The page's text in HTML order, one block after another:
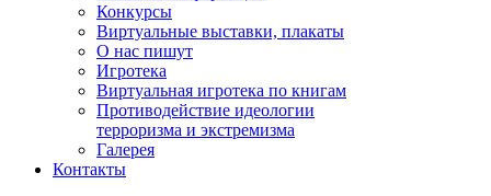
Конкурсы
Виртуальные выставки, плакаты
О нас пишут
Игротека
Виртуальная игротека по книгам
Противодействие идеологии
терроризма и экстремизма
Галерея
Контакты